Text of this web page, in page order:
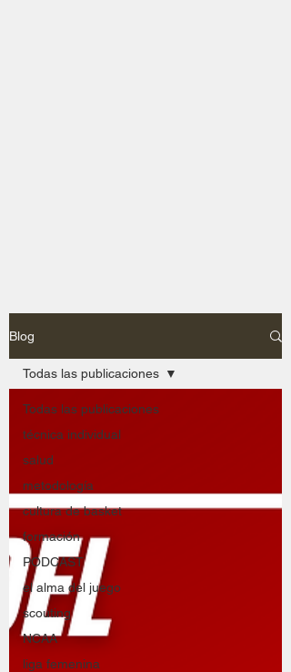
Blog
Todas las publicaciones
técnica individual
salud
metodología
cultura de basket
formación
PODCAST
el alma del juego
scouting
NCAA
liga femenina
Todas las publicaciones